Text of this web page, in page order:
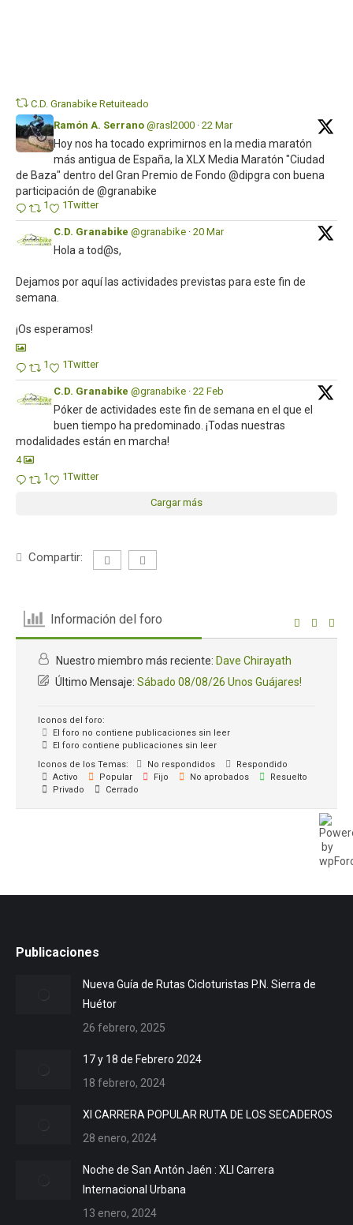
C.D. Granabike Retuiteado
Ramón A. Serrano @rasl2000 · 22 Mar
Hoy nos ha tocado exprimirnos en la media maratón
más antigua de España, la XLX Media Maratón "Ciudad
de Baza" dentro del Gran Premio de Fondo @dipgra con buena
participación de @granabike
1 1Twitter
C.D. Granabike @granabike · 20 Mar
Hola a tod@s,
Dejamos por aquí las actividades previstas para este fin de
semana.
¡Os esperamos!
1 1Twitter
C.D. Granabike @granabike · 22 Feb
Póker de actividades este fin de semana en el que el
buen tiempo ha predominado. ¡Todas nuestras
modalidades están en marcha!
4
1
1Twitter
Cargar más
Compartir:
Información del foro
Nuestro miembro más reciente: Dave Chirayath
Último Mensaje: Sábado 08/08/26 Unos Guájares!
Iconos del foro:
El foro no contiene publicaciones sin leer
El foro contiene publicaciones sin leer
Iconos de los Temas:
No respondidos
Respondido
Activo
Popular Fijo No aprobados
Resuelto
Privado
Cerrado
Publicaciones
Nueva Guía de Rutas Cicloturistas P.N. Sierra de
Huétor
26 febrero, 2025
17 y 18 de Febrero 2024
18 febrero, 2024
XI CARRERA POPULAR RUTA DE LOS SECADEROS
28 enero, 2024
Noche de San Antón Jaén : XLI Carrera
Internacional Urbana
13 enero, 2024